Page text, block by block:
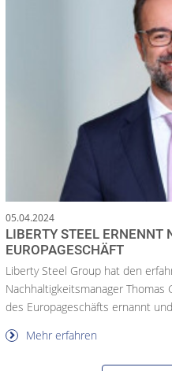
05.04.2024
LIBERTY STEEL ERNENNT
EUROPAGESCHÄFT
Liberty Steel Group hat den
Nachhaltigkeitsmanager Thomas
des Europageschäfts ernannt
Mehr erfahren